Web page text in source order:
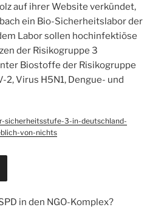
auf ihrer Website verkündet,
ein Bio-Sicherheitslabor der
Labor sollen hochinfektiöse
der Risikogruppe 3
Biostoffe der Risikogruppe
2, Virus H5N1, Dengue- und
sicherheitsstufe-3-in-deutschland-
von-nichts
in den NGO-Komplex?